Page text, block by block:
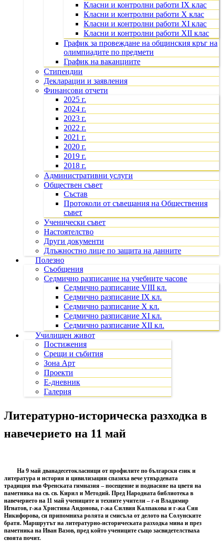
Класни и контролни работи IX клас
Класни и контролни работи X клас
Класни и контролни работи XI клас
Класни и контролни работи XII клас
График за провеждане на общинския кръг на
олимпиадите по предмети
График на ваканциите
Стипендии
Декларации и заявления
Финансови отчети
2025 г.
2024 г.
2023 г.
2022 г.
2021 г.
2020 г.
2019 г.
2018 г.
Административни услуги
Обществен съвет
Състав
Протоколи от съвещания на Обществения
съвет
Ученически съвет
Настоятелство
Други документи
Длъжностно лице по защита на данните
Полезно
Съобщения
Седмично разписание на учебните часове
Седмично разписание VIII кл.
Седмично разписание IX кл.
Седмично разписание X кл.
Седмично разписание XI кл.
Седмично разписание XII кл.
Училищен живот
Постижения
Срещи и събития
Зона Арт
Проекти
Е-дневник
Галерия
Литературно-историческа разходка в
навечерието на 11 май
На 9 май дванадесетокласници от профилите по български език и
литература и история и цивилизации спазиха вече утвърдената
традиция във Френската гимназия – посещение и поднасяне на цветя на
паметника на св. св. Кирил и Методий. Пред Народната библиотека в
навечерието на 11 май учениците и техните учители – г-н Владимир
Игнатов, г-жа Христина Андонова, г-жа Силвия Калпакова и г-жа Сия
Никифорова, си припомниха ролята и смисъла от делото на Солунските
братя. Маршрутът на литературно-историческата разходка мина и през
паметника на Иван Вазов, пред който учениците също засвидетелстваха
своята почит.